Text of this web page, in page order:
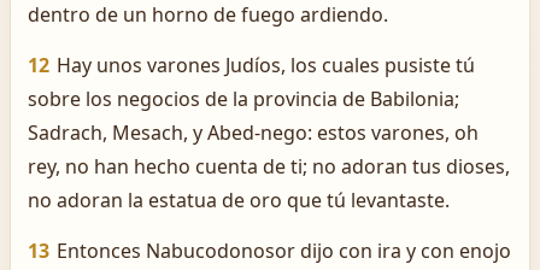
dentro de un horno de fuego ardiendo.
12 Hay unos varones Judíos, los cuales pusiste tú
sobre los negocios de la provincia de Babilonia;
Sadrach, Mesach, y Abed-nego: estos varones, oh
rey, no han hecho cuenta de ti; no adoran tus dioses,
no adoran la estatua de oro que tú levantaste.
13 Entonces Nabucodonosor dijo con ira y con enojo